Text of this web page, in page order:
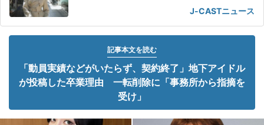
J-CASTニュース
記事本文を読む
「動員実績などがいたらず、契約終了」地下アイドル
が投稿した卒業理由 一転削除に「事務所から指摘を
受け」